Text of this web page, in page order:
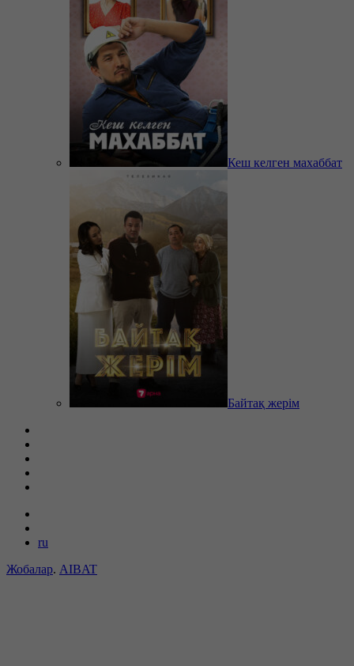
Кеш келген махаббат
Байтақ жерім
ru
Жобалар. AIBAT